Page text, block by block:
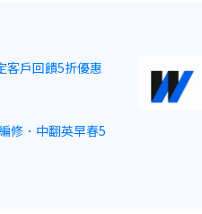
客戶回饋5折優惠
修．中翻英早春5